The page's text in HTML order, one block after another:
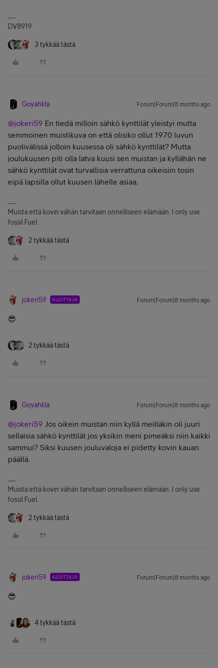
DV8919
3 tykkää tästä
Goyahkla Forum|Forum|8 months ago
@jokeri59 En tiedä milloin sähkö kynttilät yleistyi mutta
semmoinen muistikuva on että olisiko ollut 1970 luvun
puolivälissä jolloin kuusessa oli sähkö kynttilät? Mutta
joulukuusen piti olla latva kuusi sen muistan ja kyllähän ne
sähkö kynttilät ovat turvallisia verrattuna oikeisiin tosin
eipä lapsilla ollut kuusen lähelle asiaa.
Muista että kovin vähän tarvitaan onnelliseen elämään. I only use
fossil Fuel.
2 tykkää tästä
jokeri59 ALOITTAJA Forum|Forum|8 months ago
😎
2 tykkää tästä
Goyahkla Forum|Forum|8 months ago
@jokeri59 Jos oikein muistan niin kyllä meilläkin oli juuri
sellaisia sähkö kynttilät jos yksikin meni pimeäksi niin kaikki
sammui? Siksi kuusen jouluvaloja ei pidetty kovin kauan
päällä.
Muista että kovin vähän tarvitaan onnelliseen elämään. I only use
fossil Fuel.
2 tykkää tästä
jokeri59 ALOITTAJA Forum|Forum|8 months ago
😎
4 tykkää tästä